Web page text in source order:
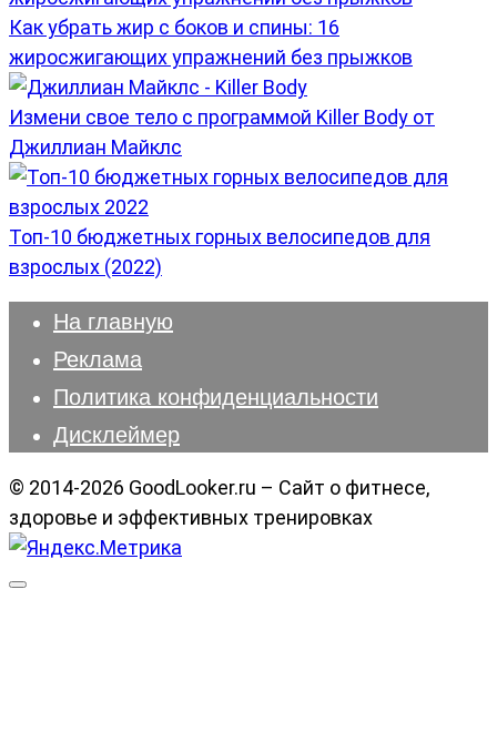
Как убрать жир с боков и спины: 16
жиросжигающих упражнений без прыжков
Измени свое тело с программой Killer Body от
Джиллиан Майклс
Топ-10 бюджетных горных велосипедов для
взрослых (2022)
На главную
Реклама
Политика конфиденциальности
Дисклеймер
© 2014-2026 GoodLooker.ru – Сайт о фитнесе,
здоровье и эффективных тренировках